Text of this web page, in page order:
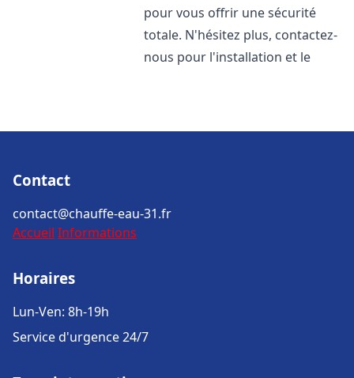
pour vous offrir une sécurité
totale. N'hésitez plus, contactez-
nous pour l'installation et le
Contact
contact@chauffe-eau-31.fr
Accueil Informations
Horaires
Lun-Ven: 8h-19h
Service d'urgence 24/7